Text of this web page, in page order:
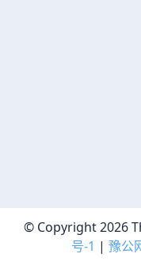
© Copyright 2026
号-1 | 豫公